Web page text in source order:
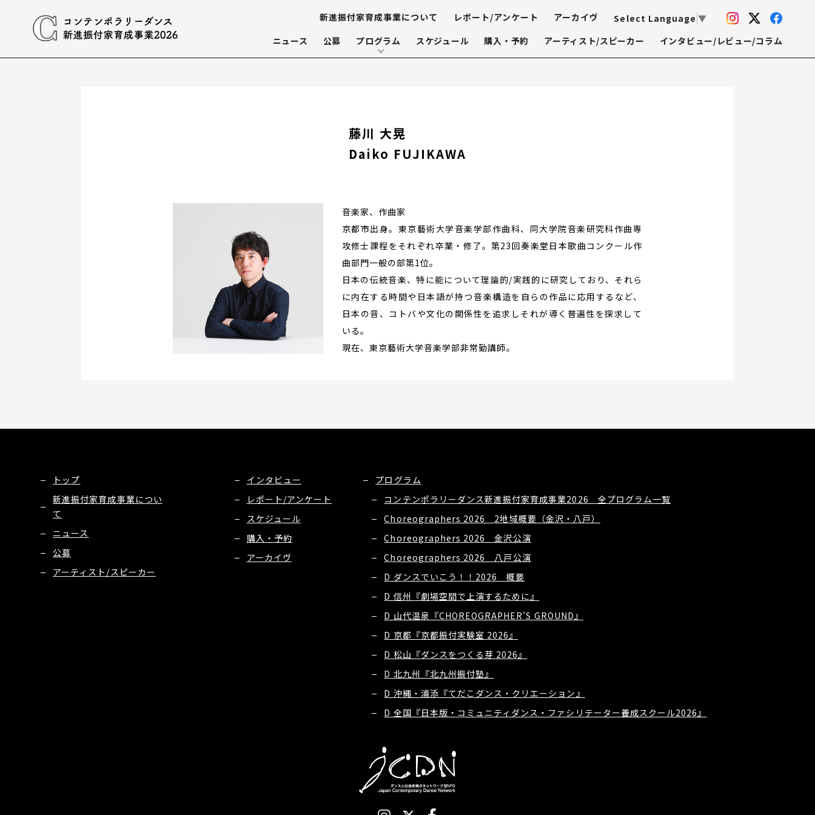
新進振付家育成事業について レポート/アンケート アーカイヴ Select Language ▼
ニュース
公募 プログラム スケジュール 購入・予約 アーティスト/スピーカー インタビュー/レビュー/コラム
藤川 大晃
Daiko FUJIKAWA
音楽家、作曲家
京都市出身。東京藝術大学音楽学部作曲科、同大学院音楽研究科作曲専
攻修士課程をそれぞれ卒業・修了。第23回奏楽堂日本歌曲コンクール作
曲部門一般の部第1位。
日本の伝統音楽、特に能について理論的/実践的に研究しており、それら
に内在する時間や日本語が持つ音楽構造を自らの作品に応用するなど、
日本の音、コトバや文化の関係性を追求しそれが導く普遍性を探求して
いる。
現在、東京藝術大学音楽学部非常勤講師。
トップ
新進振付家育成事業につい
て
ニュース
公募
アーティスト/スピーカー
インタビュー
レポート/アンケート
スケジュール
購入・予約
アーカイヴ
プログラム
コンテンポラリーダンス新進振付家育成事業2026 全プログラム一覧
Choreographers 2026 2地域概要（金沢・八戸）
Choreographers 2026 金沢公演
Choreographers 2026 八戸公演
D ダンスでいこう！！2026 概要
D 信州『劇場空間で上演するために』
D 山代温泉『CHOREOGRAPHER’S GROUND』
D 京都『京都振付実験室 2026』
D 松山『ダンスをつくる芽 2026』
D 北九州『北九州振付塾』
D 沖縄・浦添『てだこダンス・クリエーション』
D 全国『日本版・コミュニティダンス・ファシリテーター養成スクール2026』